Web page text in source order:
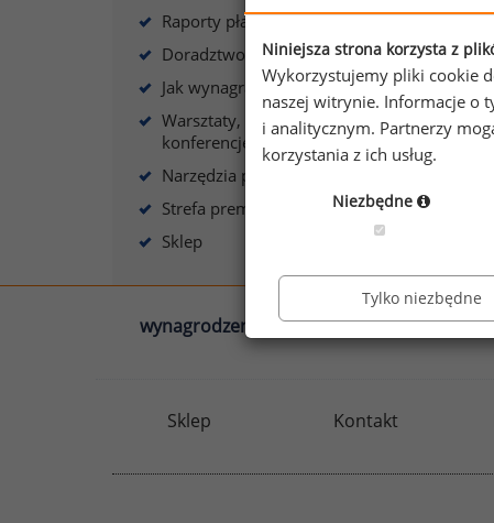
Raporty płacowe dla firm
Doradztwo płacowe
Jak wynagradzać?
Warsztaty, szkolenia,
konferencje
Narzędzia płacowe
Strefa premium
Sklep
wynagrodzenia.pl sedlak.pl
Sklep Kontakt
Niniejsza strona korzysta z
Wykorzystujemy pliki cookie
naszej witrynie. Informacje o
i analitycznym. Partnerzy
korzystania z ich usług.
Niezbędne
Tylko niezbędne